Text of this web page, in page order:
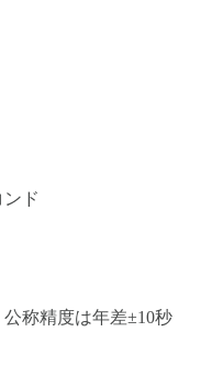
ド
称精度は年差±10秒